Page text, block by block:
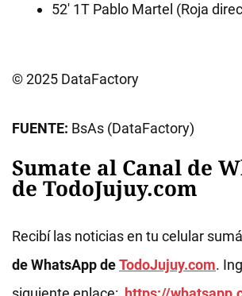
52' 1T Pablo Martel (Roja
© 2025 DataFactory
FUENTE: BsAs (DataFactory)
Sumate al Canal de
de TodoJujuy.com
Recibí las noticias en tu celular
de WhatsApp deTodoJujuy.com.